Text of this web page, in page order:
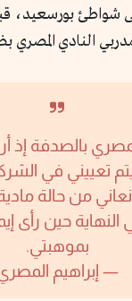
شواطئ بورسعيد،
النادي المصري
بالصدفة إذ
يتم تعييني في
نعاني من حالة
حين رأى
بموهبتي.
— إبراهيم